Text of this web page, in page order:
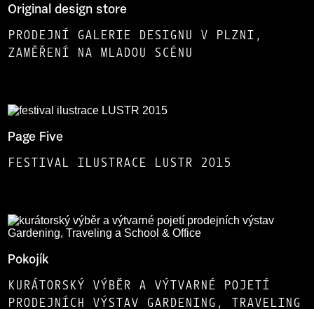
Original design store
PRODEJNÍ GALERIE DESIGNU V PLZNI,
ZAMĚŘENÍ NA MLADOU SCÉNU
Page Five
FESTIVAL ILUSTRACE LUSTR 2015
Pokojík
KURÁTORSKÝ VÝBĚR A VÝTVARNÉ POJETÍ
PRODEJNÍCH VÝSTAV GARDENING, TRAVELING